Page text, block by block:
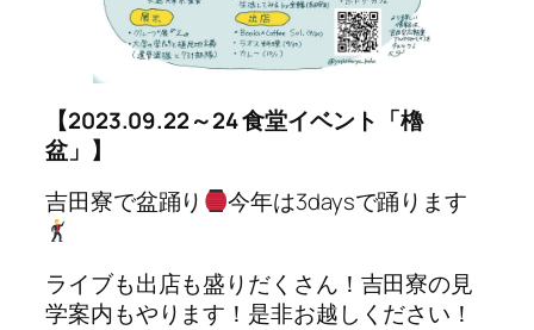
【2023.09.22～24 食堂イベント「櫓
盆」】
吉田寮で盆踊り
今年は3daysで踊ります
ライブも出店も盛りだくさん！吉田寮の見
学案内もやります！是非お越しください！